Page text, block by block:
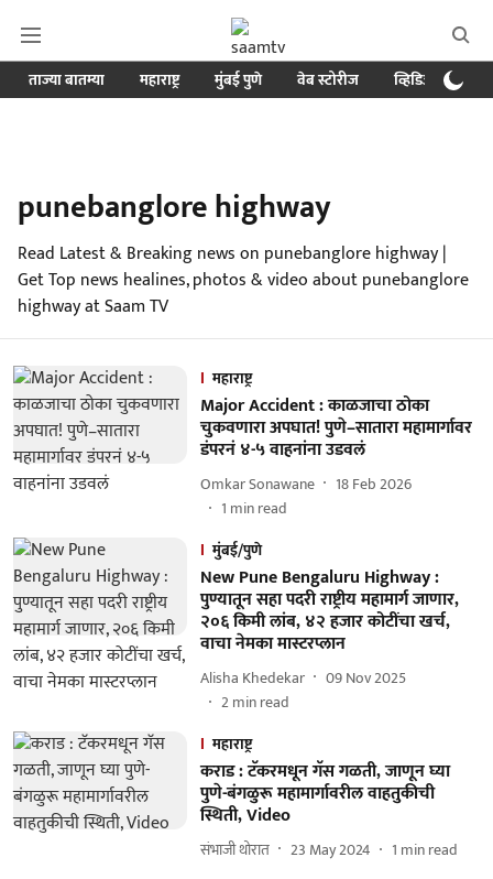
ताज्या बातम्या महाराष्ट्र मुंबई पुणे वेब स्टोरीज व्हिडिओ
punebanglore highway
Read Latest & Breaking news on punebanglore highway |
Get Top news healines, photos & video about punebanglore
highway at Saam TV
महाराष्ट्र
Major Accident : काळजाचा ठोका
चुकवणारा अपघात! पुणे–सातारा महामार्गावर
डंपरनं ४-५ वाहनांना उडवलं
Omkar Sonawane
18 Feb 2026
1 min read
मुंबई/पुणे
New Pune Bengaluru Highway :
पुण्यातून सहा पदरी राष्ट्रीय महामार्ग जाणार,
२०६ किमी लांब, ४२ हजार कोटींचा खर्च,
वाचा नेमका मास्टरप्लान
Alisha Khedekar
09 Nov 2025
2min read
महाराष्ट्र
कराड : टॅकरमधून गॅस गळती, जाणून घ्या
पुणे-बंगळुरू महामार्गावरील वाहतुकीची
स्थिती, Video
संभाजी थोरात 23 May 2024 1 min read